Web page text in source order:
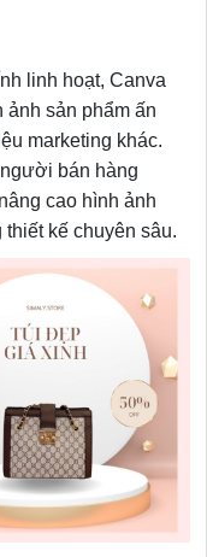
linh hoạt, Canva
ảnh sản phẩm ấn
marketing khác.
bán hàng
cao hình ảnh
kế chuyên sâu.